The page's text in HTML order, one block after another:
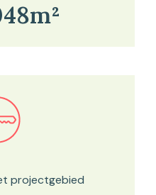
kaartviewer
projectgebied